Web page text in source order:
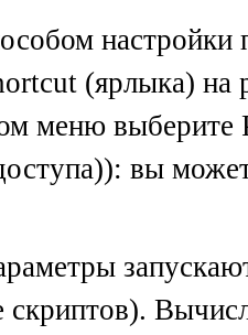
настройки
(ярлыка)
меню выберите
вы
скриптов).